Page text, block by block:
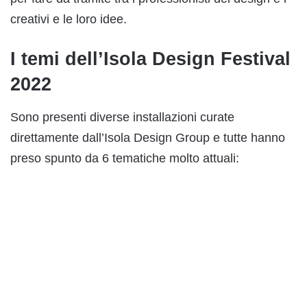
creativi e le loro idee.
I temi dell’Isola Design Festival
2022
Sono presenti diverse installazioni curate
direttamente dall’Isola Design Group e tutte hanno
preso spunto da 6 tematiche molto attuali: